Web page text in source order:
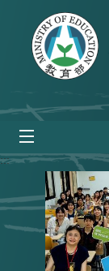
跳到主要內容區塊
:::